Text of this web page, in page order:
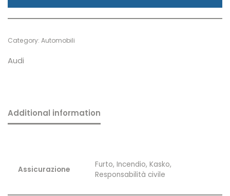
Category: Automobili
Audi
Additional information
Assicurazione
Furto, Incendio, Kasko,
Responsabilità civile